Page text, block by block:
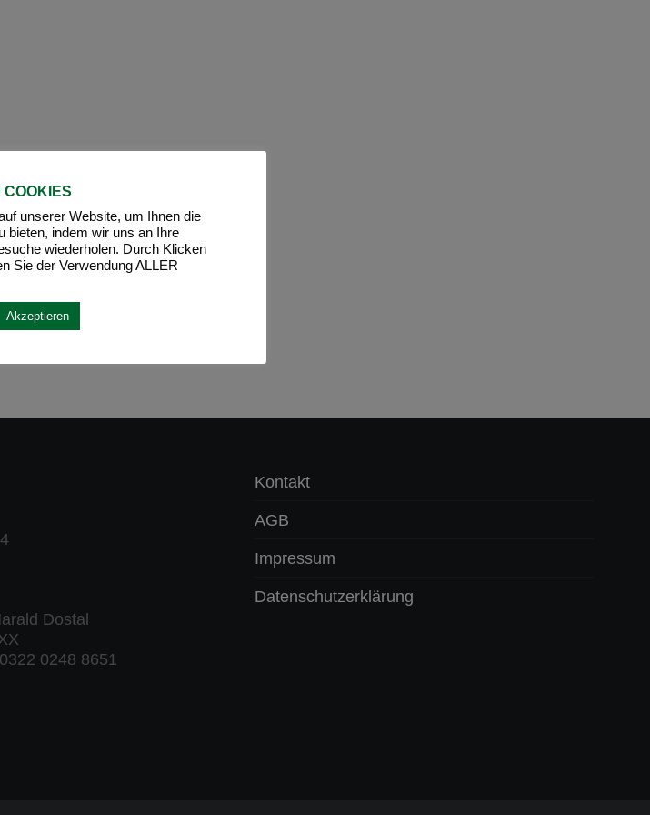
Dostal
0248 8651
Kontakt
AGB
Impressum
Datenschutzerklärung
COOKIES
unserer Website, um Ihnen die
bieten, indem wir uns an Ihre
wiederholen. Durch Klicken
Sie der Verwendung ALLER
Akzeptieren